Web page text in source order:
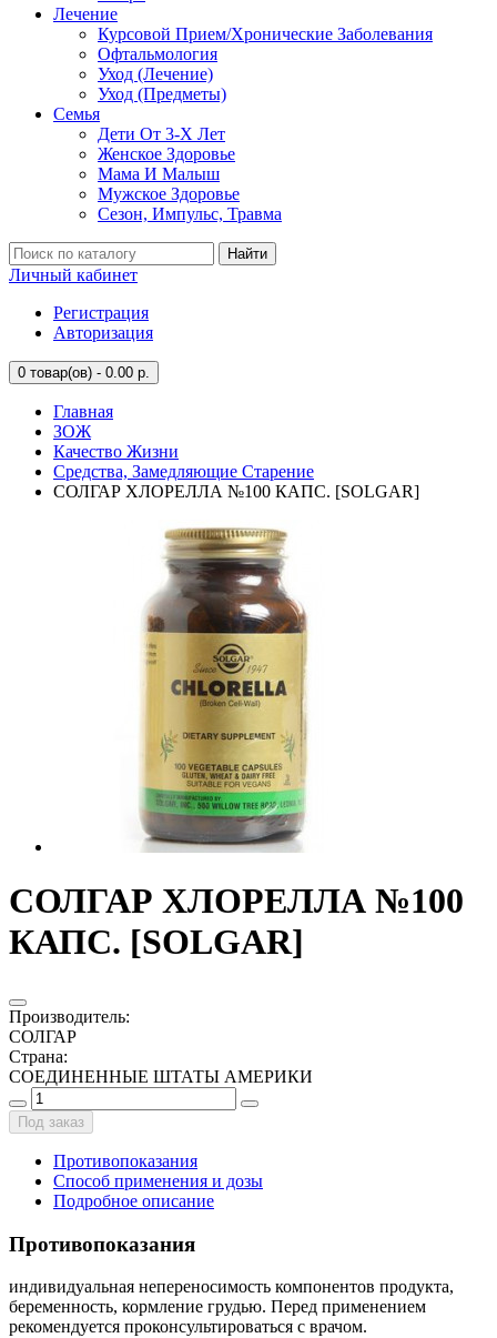
Лечение
Курсовой Прием/Хронические Заболевания
Офтальмология
Уход (Лечение)
Уход (Предметы)
Семья
Дети От 3-Х Лет
Женское Здоровье
Мама И Малыш
Мужское Здоровье
Сезон, Импульс, Травма
Найти
Личный кабинет
Регистрация
Авторизация
0 товар(ов) - 0.00 р.
Главная
ЗОЖ
Качество Жизни
Средства, Замедляющие Старение
СОЛГАР ХЛОРЕЛЛА №100 КАПС. [SOLGAR]
СОЛГАР ХЛОРЕЛЛА №100
КАПС. [SOLGAR]
Производитель:
СОЛГАР
Страна:
СОЕДИНЕННЫЕ ШТАТЫ АМЕРИКИ
Под заказ
Противопоказания
Способ применения и дозы
Подробное описание
Противопоказания
индивидуальная непереносимость компонентов продукта,
беременность, кормление грудью. Перед применением
рекомендуется проконсультироваться с врачом.